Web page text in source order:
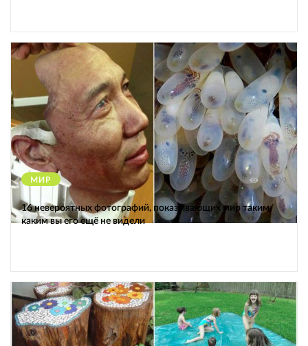
МИР 12309
16 невероятных фотографий, показывающих мир таким,
каким вы его ещё не видели